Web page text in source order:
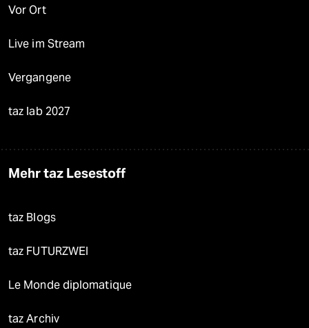
Vor Ort
Live im Stream
Vergangene
taz lab 2027
Mehr taz Lesestoff
taz Blogs
taz FUTURZWEI
Le Monde diplomatique
taz Archiv